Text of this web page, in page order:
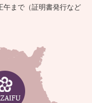
午まで（証明書発行など